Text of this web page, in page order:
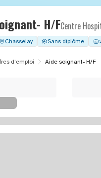
H/FCentre
Chasselay Sans diplôme
d'emploi Aide soignant- H/F